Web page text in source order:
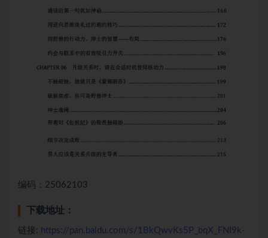
编码：25062103
下载地址：
链接: https://pan.baidu.com/s/1BkQwvKs5P_bqX_FNI9k-